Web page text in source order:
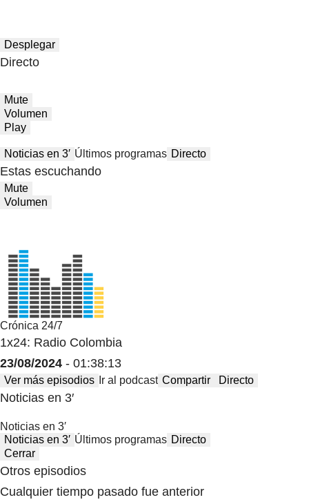
Desplegar
Directo
Mute
Volumen
Play
Noticias en 3′ Últimos programas Directo
Estas escuchando
Mute
Volumen
Crónica 24/7
1x24: Radio Colombia
23/08/2024 - 01:38:13
Ver más episodios Ir al podcast Compartir Directo
Noticias en 3′
Noticias en 3′
Noticias en 3′ Últimos programas Directo
Cerrar
Otros episodios
Cualquier tiempo pasado fue anterior